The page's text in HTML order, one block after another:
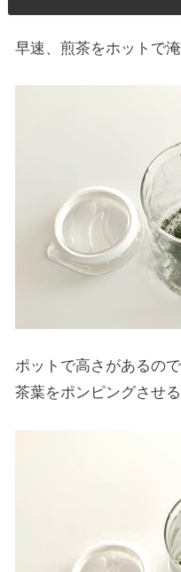
早速、煎茶をホットで
ポットで高さがあるの
茶葉をポンピングさせ